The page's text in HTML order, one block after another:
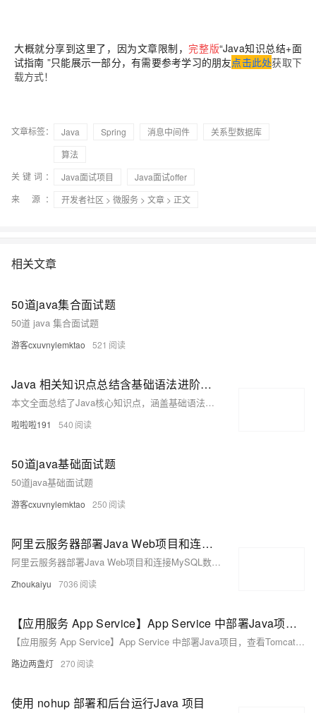
大概就分享到这里了，因为文章限制 ，完整版“Java知识总结+面
试指南 ”只能展示一部分，有需要参考学习的朋友点击此处获取下
载方式！
文章标签： Java Spring 消息中间件
关系型数据库
算法
关键词：
Java面试项目
Java面试offer
来 源：
开发者社区 > 微服务 > 文章 > 正文
相关文章
50道java集合面试题
50道 java 集合面试题
游客cxuvnylemktao 521
Java 相关知识点总结含基础语法进阶技巧及面试重点知识
本文全面总结了Java核心知识点，涵盖基础语法、面向对象、集合框架、并发编程、网络编程及主流框架如Spring生态、MyBatis等，结合JVM原理与性能优化技巧，并通过一个学生信息管理系统的实战案例，帮助你快速掌握Java开发技能，适合Java学习与面试准备。
啦啦啦191 540
50道java基础面试题
50道java基础面试题
游客cxuvnylemktao 250
阿里云服务器部署Java Web项目和连接MySQL数据库全流程
阿里云服务器部署Java Web项目和连接MySQL数据库全流程
Zhoukaiyu 7036
【应用服务 App Service】App Service 中部署Java项目，查看Tomcat配置及上传自定义版本
【应用服务 App Service】App Service 中部署Java项目，查看Tomcat配置及上传自定义版本
路边两盏灯 270
使用 nohup 部署和后台运行Java 项目